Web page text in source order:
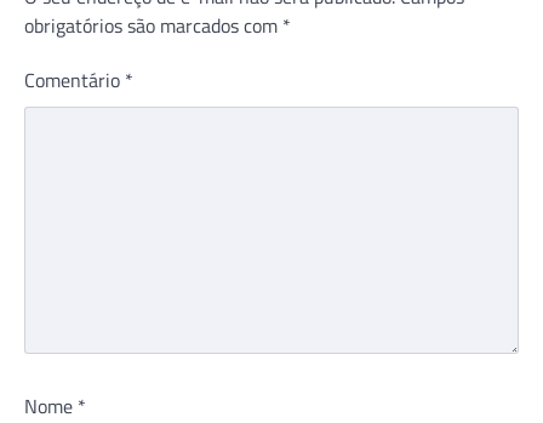
obrigatórios são marcados com *
Comentário *
Nome *